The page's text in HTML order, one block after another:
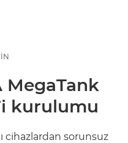
MegaTank
kurulumu
cihazlardan sorunsuz